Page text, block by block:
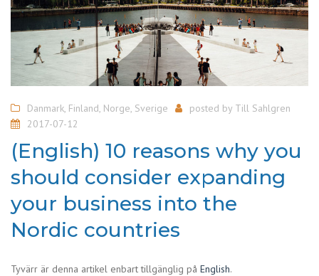
Danmark, Finland, Norge, Sverige posted by Till Sahlgren
2017-07-12
(English) 10 reasons why you
should consider expanding
your business into the
Nordic countries
Tyvärr är denna artikel enbart tillgänglig på English.